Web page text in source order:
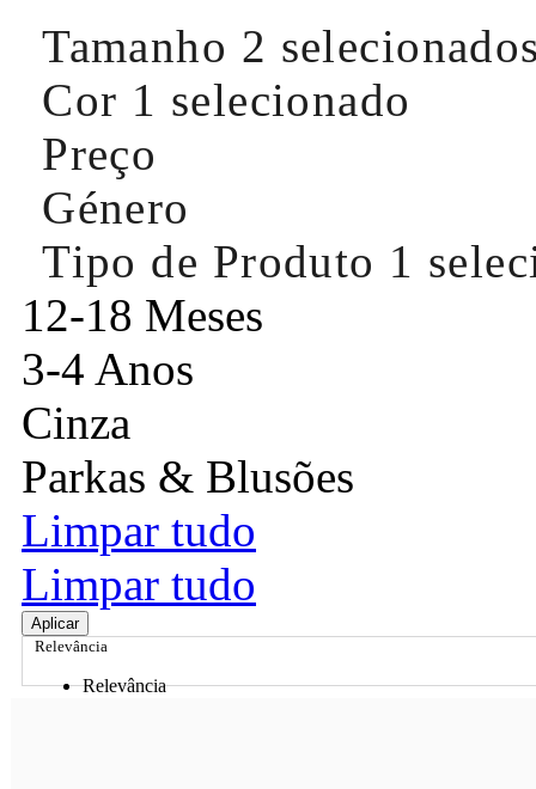
Tamanho 2
Cor 1 selecionado
Preço
Género
Tipo de Produto 1
12-18 Meses
3-4 Anos
Cinza
Parkas & Blusões
Limpar tudo
Limpar tudo
Aplicar
Relevância
Relevância